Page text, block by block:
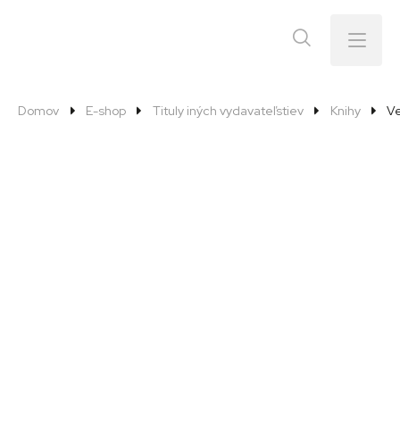
Menu
Domov E-shop Tituly iných vydavateľstiev Knihy